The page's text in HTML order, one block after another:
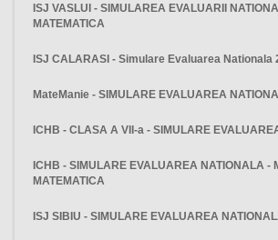
ISJ VASLUI - SIMULAREA EVALUARII
MATEMATICA
ISJ CALARASI - Simulare Evaluarea Nationala
MateManie - SIMULARE EVALUAREA
ICHB - CLASA A VII-a - SIMULARE
ICHB - SIMULARE EVALUAREA NATIONALA -
MATEMATICA
ISJ SIBIU - SIMULARE EVALUAREA